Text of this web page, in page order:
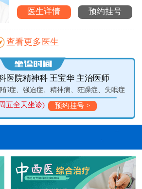
医生详情 预约挂号
查看更多医生
院精神科 王宝华 主治医师
、强迫症、精神病、狂躁症、失眠症
全天坐诊) 预约挂号 >